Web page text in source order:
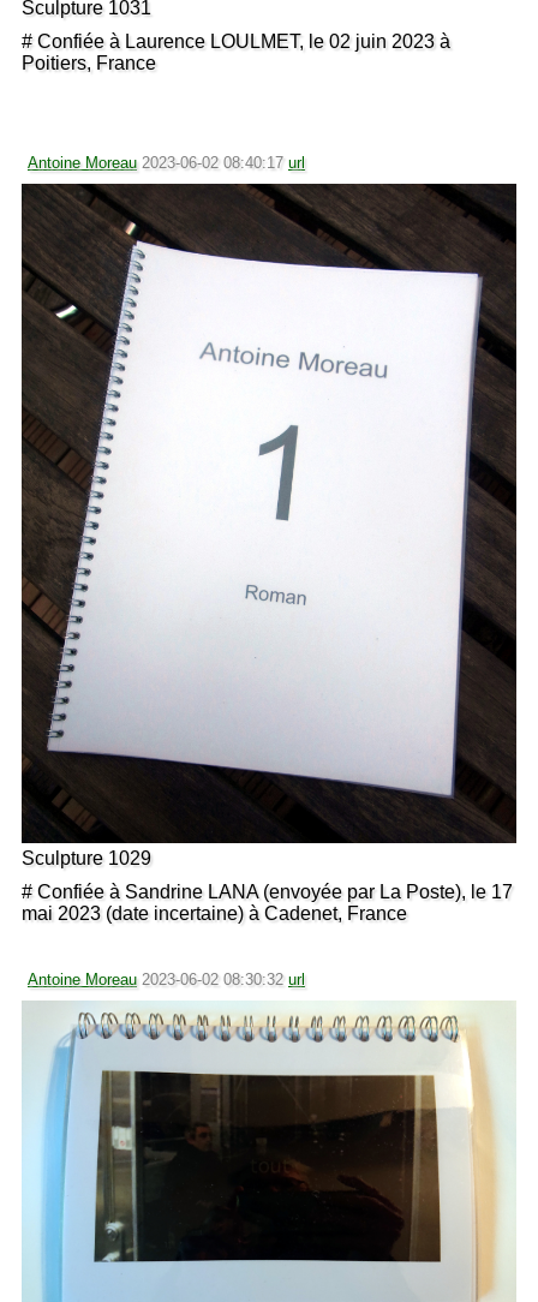
Sculpture 1031
# Confiée à Laurence LOULMET, le 02 juin 2023 à
Poitiers, France
Antoine Moreau 2023-06-02 08:40:17 url
Sculpture 1029
# Confiée à Sandrine LANA (envoyée par La Poste), le 17
mai 2023 (date incertaine) à Cadenet, France
Antoine Moreau 2023-06-02 08:30:32 url